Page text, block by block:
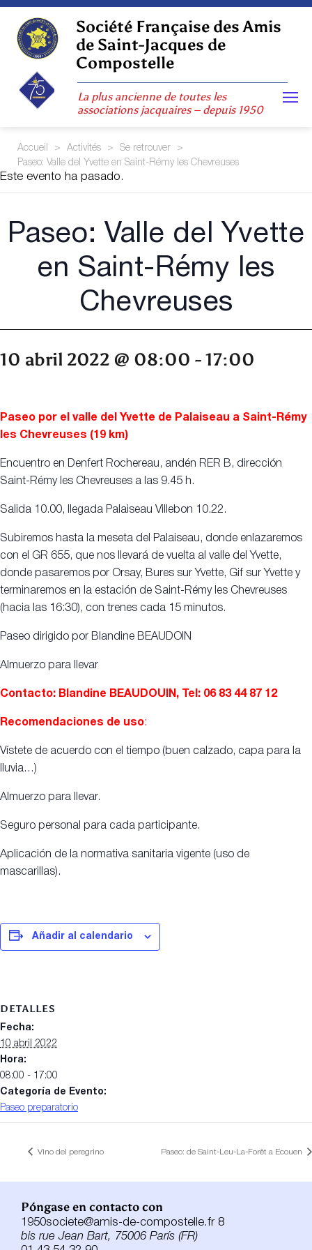
Skip
content
Société Française des Amis
de Saint-Jacques de
Compostelle
La plus ancienne de toutes les
associations jacquaires – depuis 1950
Accueil > Activités > Se retrouver
>
Paseo: Valle del Yvette en Saint-Rémy les Chevreuses
Este evento ha pasado.
Paseo: Valle del Yvette
en Saint-Rémy les
Chevreuses
10 abril 2022 @ 08:00 -17:00
Paseo por el valle del Yvette de Palaiseau a Saint-Rémy
les Chevreuses (19 km)
Encuentro en Denfert Rochereau, andén RER B, dirección
Saint-Rémy les Chevreuses a las 9.45 h.
Salida 10.00, llegada Palaiseau Villebon 10.22.
Subiremos hasta la meseta del Palaiseau, donde enlazaremos
con el GR 655, que nos llevará de vuelta al valle del Yvette,
donde pasaremos por Orsay, Bures sur Yvette, Gif sur Yvette y
terminaremos en la estación de Saint-Rémy les Chevreuses
(hacia las 16:30), con trenes cada 15 minutos.
Paseo dirigido por Blandine BEAUDOIN
Almuerzo para llevar
Contacto: Blandine BEAUDOUIN, Tel: 06 83 44 87 12
Recomendaciones de uso:
Vístete de acuerdo con el tiempo (buen calzado, capa para la
lluvia…)
Almuerzo para llevar.
Seguro personal para cada participante.
Aplicación de la normativa sanitaria vigente (uso de
mascarillas).
Añadir al calendario
DETALLES
Fecha:
10 abril 2022
Hora:
08:00 - 17:00
Categoría de Evento:
Paseo preparatorio
Vino del peregrino Paseo: de Saint-Leu-La-Forêt a Ecouen
Póngase en contacto con
1950societe@amis-de-compostelle.fr 8
bis rue Jean Bart, 75006 París (FR)